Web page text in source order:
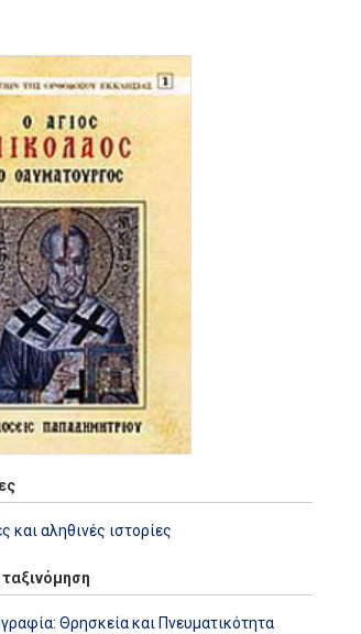
και αληθινές ιστορίες
Θρησκεία και Πνευματικότητα